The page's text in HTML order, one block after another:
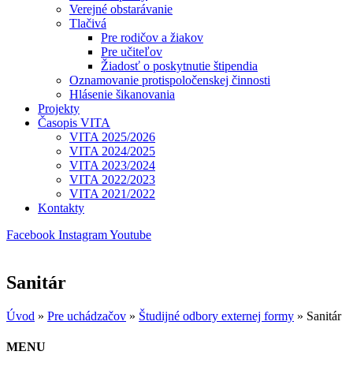
Verejné obstarávanie
Tlačivá
Pre rodičov a žiakov
Pre učiteľov
Žiadosť o poskytnutie štipendia
Oznamovanie protispoločenskej činnosti
Hlásenie šikanovania
Projekty
Časopis VITA
VITA 2025/2026
VITA 2024/2025
VITA 2023/2024
VITA 2022/2023
VITA 2021/2022
Kontakty
Facebook InstagramYoutube
Sanitár
Úvod » Pre uchádzačov » Študijné odbory externej formy » Sanitár
MENU